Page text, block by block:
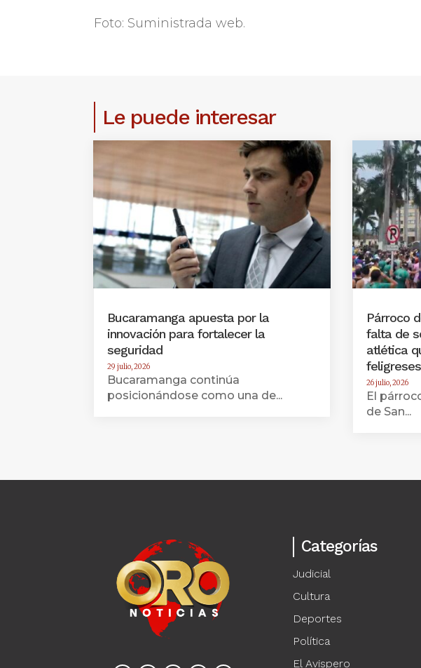
Foto: Suministrada web.
Le puede interesar
Bucaramanga apuesta por la
innovación para fortalecer la
seguridad
29 julio, 2026
Bucaramanga continúa
posicionándose como una de...
Párroco
falta de
atlética
feligreses
26 julio, 2026
El
de San...
Categorías
Judicial
Cultura
Deportes
Política
El Avispero